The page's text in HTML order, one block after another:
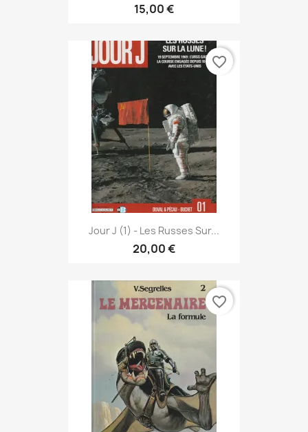
15,00 €
Jour J (1) - Les Russes Sur...
20,00 €
favorite_border
favorite_border